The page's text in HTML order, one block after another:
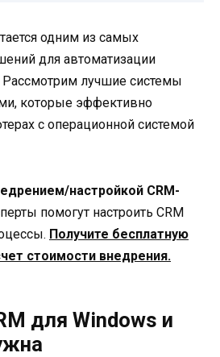
одним из самых
для автоматизации
Рассмотрим лучшие системы
которые эффективно
с операционной системой
настройкой CRM-
помогут настроить CRM
Получите бесплатную
стоимости внедрения.
для Windows и